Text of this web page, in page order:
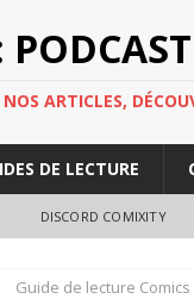
ARTICLES,
DE LECTURE
DISCORD COMIXITY
Guide de lecture